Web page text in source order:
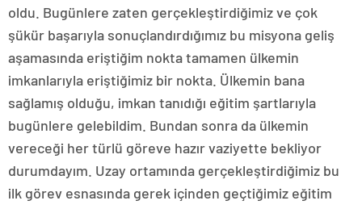
oldu. Bugünlere zaten gerçekleştirdiğimiz ve çok
şükür başarıyla sonuçlandırdığımız bu misyona geliş
aşamasında eriştiğim nokta tamamen ülkemin
imkanlarıyla eriştiğimiz bir nokta. Ülkemin bana
sağlamış olduğu, imkan tanıdığı eğitim şartlarıyla
bugünlere gelebildim. Bundan sonra da ülkemin
vereceği her türlü göreve hazır vaziyette bekliyor
durumdayım. Uzay ortamında gerçekleştirdiğimiz bu
ilk görev esnasında gerek içinden geçtiğimiz eğitim